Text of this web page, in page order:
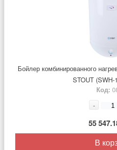
Бойлер комбинированного
STOUT (SWH-
Код:
-
55
В